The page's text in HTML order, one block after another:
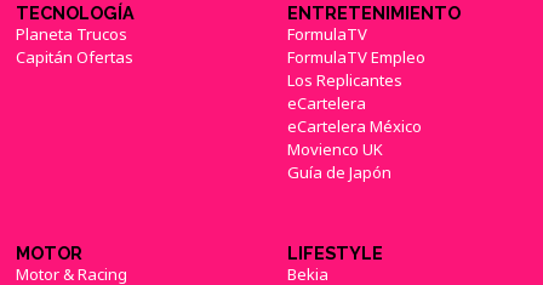
TECNOLOGÍA
Planeta Trucos
Capitán Ofertas
ENTRETENIMIENTO
FormulaTV
FormulaTV Empleo
Los Replicantes
eCartelera
eCartelera México
Movienco UK
Guía de Japón
MOTOR
Motor & Racing
LIFESTYLE
Bekia